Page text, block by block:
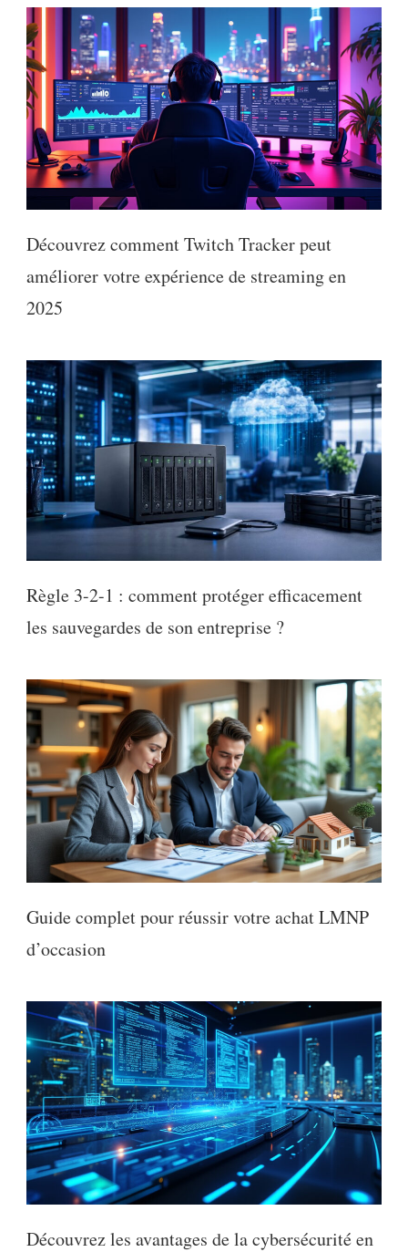
Découvrez comment Twitch Tracker peut
améliorer votre expérience de streaming en
2025
Règle 3-2-1 : comment protéger efficacement
les sauvegardes de son entreprise ?
Guide complet pour réussir votre achat LMNP
d’occasion
Découvrez les avantages de la cybersécurité en